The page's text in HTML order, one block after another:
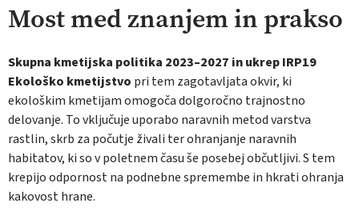
Most med znanjem in prakso
Skupna kmetijska politika 2023–2027 in ukrep IRP19
Ekološko kmetijstvo pri tem zagotavljata okvir, ki
ekološkim kmetijam omogoča dolgoročno trajnostno
delovanje. To vključuje uporabo naravnih metod varstva
rastlin, skrb za počutje živali ter ohranjanje naravnih
habitatov, ki so v poletnem času še posebej občutljivi. S tem
krepijo odpornost na podnebne spremembe in hkrati ohranja
kakovost hrane.